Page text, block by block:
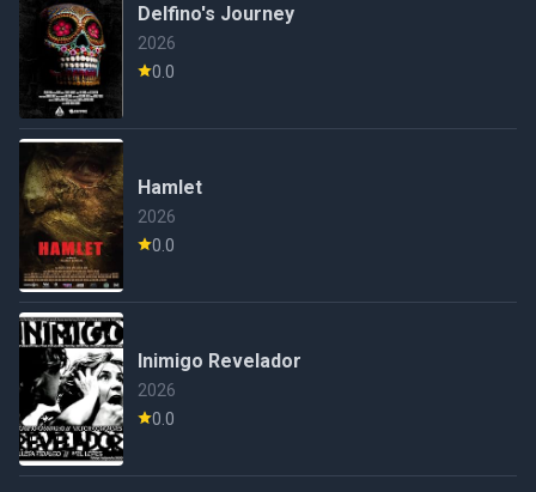
Delfino's Journey
2026
0.0
Hamlet
2026
0.0
Inimigo Revelador
2026
0.0